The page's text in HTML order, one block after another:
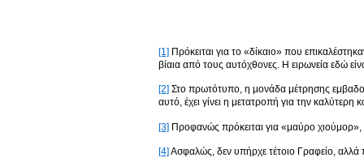
[1] Πρόκειται για το «δίκαιο» που
βίαια από τους αυτόχθονες. Η ειρωνεία εδώ
[2] Στο πρωτότυπο, η μονάδα μέτρησης
αυτό, έχει γίνει η μετατροπή για την καλύτερη
[3] Προφανώς πρόκειται για «μαύρο χιούμορ»,
[4] Ασφαλώς, δεν υπήρχε τέτοιο Γραφείο, αλλά